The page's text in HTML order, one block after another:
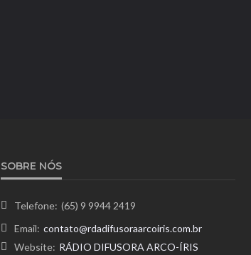
SOBRE NÓS
Telefone: (65) 9 9944 2419
Email: contato@rdadifusoraarcoiris.com.br
Website: RÁDIO DIFUSORA ARCO-ÍRIS